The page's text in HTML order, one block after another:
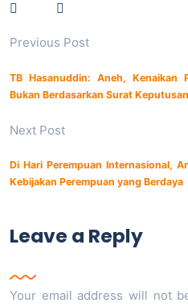
Previous Post
TB Hasanuddin: Aneh, Kenaikan
Bukan Berdasarkan Surat
Next Post
Di Hari Perempuan Internasional,
Kebijakan Perempuan yang Berdaya
Leave a Reply
Your email address will not